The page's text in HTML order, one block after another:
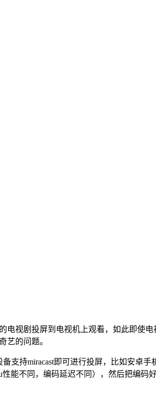
视剧投屏到电视机上观看，如此即使
艺的问题。
支持miracast即可进行投屏，比如安卓
能不同，编码延迟不同），然后把编